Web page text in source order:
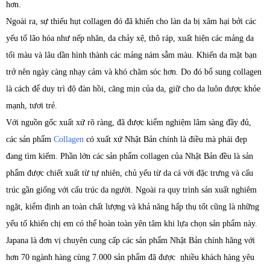
hơn.
Ngoài ra, sự thiếu hụt collagen đó đã khiến cho làn da bị xâm hại bởi các
yếu tố lão hóa như nếp nhăn, da chảy xệ, thô ráp, xuất hiện các mảng da
tối màu và lâu dần hình thành các mảng nám sẫm màu. Khiến da mặt bạn
trở nên ngày càng nhạy cảm và khó chăm sóc hơn. Do đó bổ sung collagen
là cách để duy trì độ đàn hồi, căng mịn của da, giữ cho da luôn được khỏe
mạnh, tươi trẻ.
Với nguồn gốc xuất xứ rõ ràng, đã được kiểm nghiệm lâm sàng đầy đủ,
các sản phẩm Collagen có xuất xứ Nhật Bản chính là điều mà phái đẹp
đang tìm kiếm. Phần lớn các sản phẩm collagen của Nhật Bản đều là sản
phẩm được chiết xuất từ tự nhiên, chủ yếu từ da cá với đặc trưng và cấu
trúc gần giống với cấu trúc da người. Ngoài ra quy trình sản xuất nghiêm
ngặt, kiểm định an toàn chất lượng và khả năng hấp thụ tốt cũng là những
yếu tố khiến chị em có thể hoàn toàn yên tâm khi lựa chọn sản phẩm này.
Japana là đơn vị chuyên cung cấp các sản phẩm Nhật Bản chính hãng với
hơn 70 ngành hàng cùng 7.000 sản phẩm đã được nhiều khách hàng yêu